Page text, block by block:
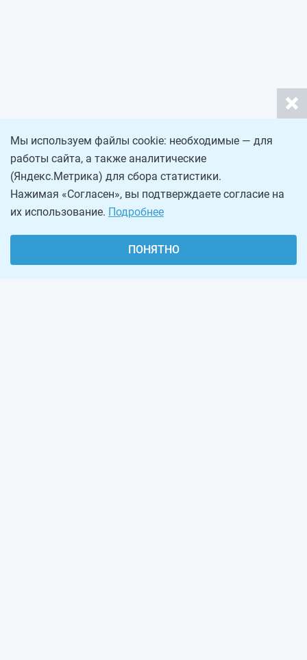
Мы используем файлы cookie: необходимые — для
работы сайта, а также аналитические
(Яндекс.Метрика) для сбора статистики.
Нажимая «Согласен», вы подтверждаете согласие на
их использование. Подробнее
ПОНЯТНО